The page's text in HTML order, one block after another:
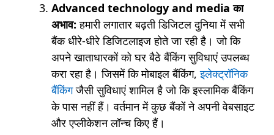
Advanced technology and media का
अभाव: हमारी लगातार बढ़ती डिजिटल दुनिया में सभी
बैंक धीरे-धीरे डिजिटलाइज होते जा रही है। जो कि
अपने खाताधारकों को घर बैठे बैंकिंग सुविधाएं उपलब्ध
करा रहा है। जिसमें कि मोबाइल बैंकिंग,इलेक्ट्रॉनिक
बैंकिंगजैसी सुविधाएं शामिल है जो कि इस्लामिक बैंकिंग
के पास नहीं हैं। वर्तमान में कुछ बैंकों ने अपनी वेबसाइट
और एप्लीकेशन लॉन्च किए हैं।